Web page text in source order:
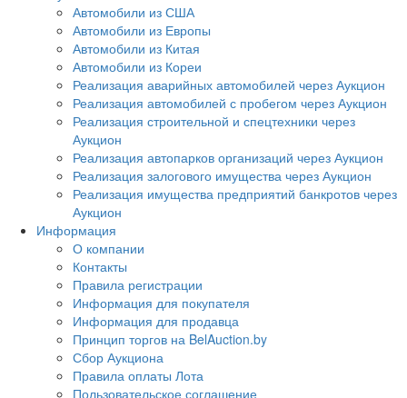
Автомобили из США
Автомобили из Европы
Автомобили из Китая
Автомобили из Кореи
Реализация аварийных автомобилей через Аукцион
Реализация автомобилей с пробегом через Аукцион
Реализация строительной и спецтехники через
Аукцион
Реализация автопарков организаций через Аукцион
Реализация залогового имущества через Аукцион
Реализация имущества предприятий банкротов через
Аукцион
Информация
О компании
Контакты
Правила регистрации
Информация для покупателя
Информация для продавца
Принцип торгов на BelAuction.by
Сбор Аукциона
Правила оплаты Лота
Пользовательское соглашение